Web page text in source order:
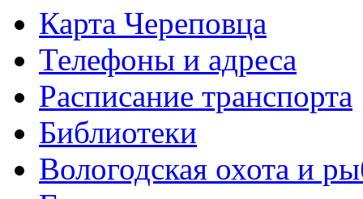
Карта Череповца
Телефоны и адреса
Расписание транспорта
Библиотеки
Вологодская охота и